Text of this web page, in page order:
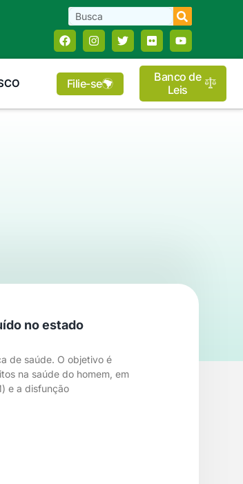
Filie-se
Banco de
Leis
no estado
de saúde. O objetivo é
na saúde do homem, em
e a disfunção